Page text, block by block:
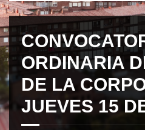
ORDINARIA
DE LA
JUEVES 15